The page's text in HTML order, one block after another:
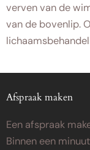
verven van de
van de bovenlip.
Afspraak maken
Een afspraak
Binnen een